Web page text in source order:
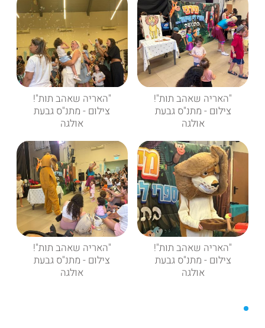
"האריה שאהב תות"!
צילום - מתנ"ס גבעת
אולגה
"האריה שאהב תות"!
צילום - מתנ"ס גבעת
אולגה
"האריה שאהב תות"!
צילום - מתנ"ס גבעת
אולגה
"האריה שאהב תות"!
צילום - מתנ"ס גבעת
אולגה